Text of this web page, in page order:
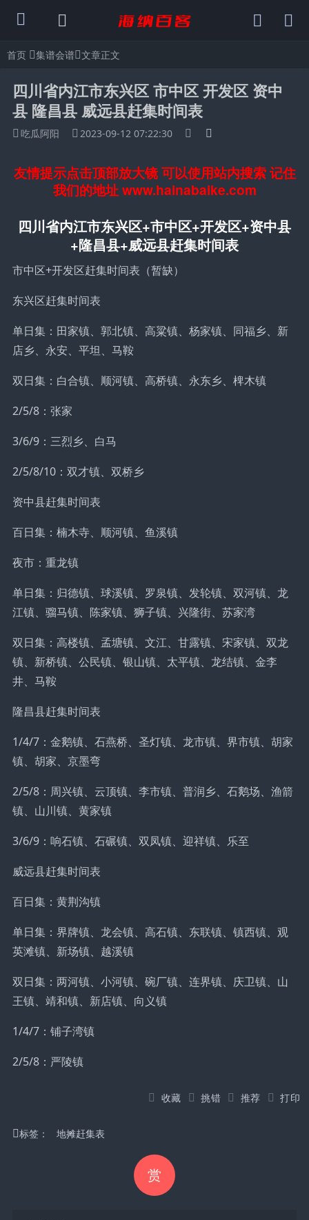
首页 集谱会谱 文章正文
四川省内江市东兴区 市中区 开发区 资中
县 隆昌县 威远县赶集时间表
吃瓜阿阳 2023-09-12 07:22:30
友情提示点击顶部放大镜 可以使用站内搜索 记住
我们的地址 www.hainabaike.com
四川省内江市东兴区+市中区+开发区+资中县
+隆昌县+威远县赶集时间表
市中区+开发区赶集时间表（暂缺）
东兴区赶集时间表
单日集：田家镇、郭北镇、高粱镇、杨家镇、同福乡、新
店乡、永安、平坦、马鞍
双日集：白合镇、顺河镇、高桥镇、永东乡、椑木镇
2/5/8：张家
3/6/9：三烈乡、白马
2/5/8/10：双才镇、双桥乡
资中县赶集时间表
百日集：楠木寺、顺河镇、鱼溪镇
夜市：重龙镇
单日集：归德镇、球溪镇、罗泉镇、发轮镇、双河镇、龙
江镇、骝马镇、陈家镇、狮子镇、兴隆街、苏家湾
双日集：高楼镇、孟塘镇、文江、甘露镇、宋家镇、双龙
镇、新桥镇、公民镇、银山镇、太平镇、龙结镇、金李
井、马鞍
隆昌县赶集时间表
1/4/7：金鹅镇、石燕桥、圣灯镇、龙市镇、界市镇、胡家
镇、胡家、京墨弯
2/5/8：周兴镇、云顶镇、李市镇、普润乡、石鹅场、渔箭
镇、山川镇、黄家镇
3/6/9：响石镇、石碾镇、双凤镇、迎祥镇、乐至
威远县赶集时间表
百日集：黄荆沟镇
单日集：界牌镇、龙会镇、高石镇、东联镇、镇西镇、观
英滩镇、新场镇、越溪镇
双日集：两河镇、小河镇、碗厂镇、连界镇、庆卫镇、山
王镇、靖和镇、新店镇、向义镇
1/4/7：铺子湾镇
2/5/8：严陵镇
收藏 挑错 推荐 打印
标签： 地摊赶集表
赏